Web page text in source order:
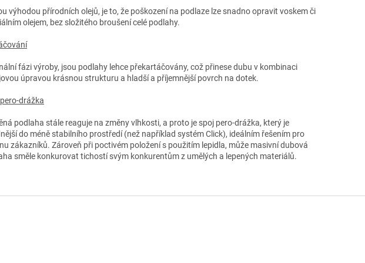
výhodou přírodních olejů, je to, že poškození na podlaze lze snadno opravit voskem či
olejem, bez složitého broušení celé podlahy.
fázi výroby, jsou podlahy lehce překartáčovány, což přinese dubu v kombinaci
úpravou krásnou strukturu a hladší a příjemnější povrch na dotek.
drážka
podlaha stále reaguje na změny vlhkosti, a proto je spoj pero-drážka, který je
do méně stabilního prostředí (než například systém Click), ideálním řešením pro
zákazníků. Zároveň při poctivém položení s použitím lepidla, může masivní dubová
směle konkurovat tichostí svým konkurentům z umělých a lepených materiálů.